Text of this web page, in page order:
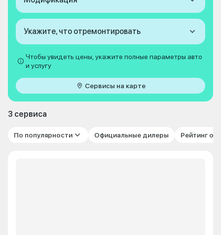
Укажите, что отремонтировать
Чтобы увидеть цены, укажите полные параметры авто
и услугу
Сервисы на карте
3 сервиса
По популярности Официальные дилеры Рейтинг